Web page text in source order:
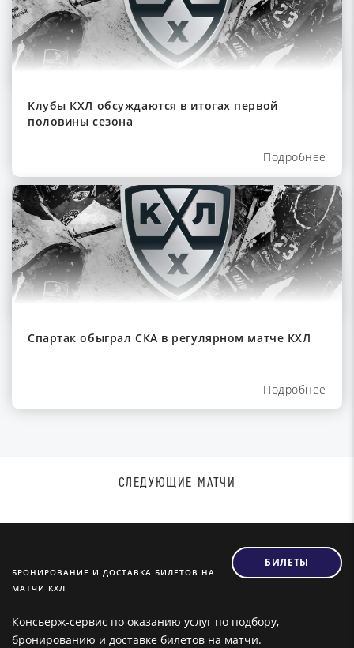
Клубы КХЛ обсуждаются в итогах первой
половины сезона
Подробнее
Спартак обыграл СКА в регулярном матче КХЛ
Подробнее
СЛЕДУЮЩИЕ МАТЧИ
БРОНИРОВАНИЕ И ДОСТАВКА БИЛЕТОВ НА
МАТЧИ КХЛ
БИЛЕТЫ
Консьерж-сервис по оказанию услуг по подбору,
бронированию и доставке билетов на матчи.